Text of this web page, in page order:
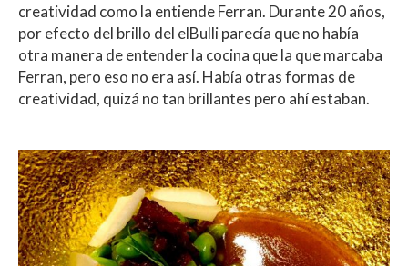
creatividad como la entiende Ferran. Durante 20 años,
por efecto del brillo del elBulli parecía que no había
otra manera de entender la cocina que la que marcaba
Ferran, pero eso no era así. Había otras formas de
creatividad, quizá no tan brillantes pero ahí estaban.